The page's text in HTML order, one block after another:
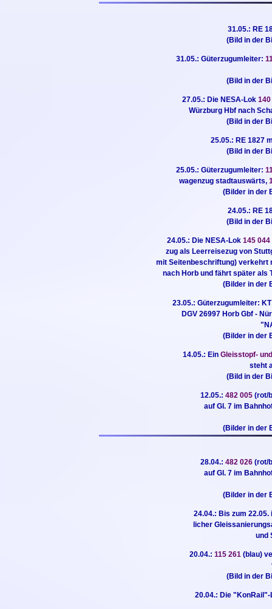
31.05.: RE
(Bild in der
31.05.: Güterzugumleiter:
(Bild in der
27.05.: Die NESA-Lok
Würzburg Hbf nach
(Bild in der
25.05.: RE 1827
(Bild in der
25.05.: Güterzugumleiter:
wagenzug stadtauswärts,
(Bilder in der
24.05.: RE
(Bild in der
24.05.: Die NESA-Lok145 044
zug als Leerreisezug von
mit Seitenbeschriftung) verkehrt
nach Horb und fährt später als
(Bilder in der
23.05.: Güterzugumleiter:
DGV 26997 Horb Gbf -
(Bilder in der
14.05.: Ein Gleisstopf-
steht
(Bild in der
12.05.:482 005(rot/
auf Gl. 7 im
(Bilder in der
28.04.:482 026(rot/
auf Gl. 7 im
(Bilder in der
24.04.: Bis zum
licher
und
20.04.: 115 261 (blau)
(Bild in der
20.04.: Die